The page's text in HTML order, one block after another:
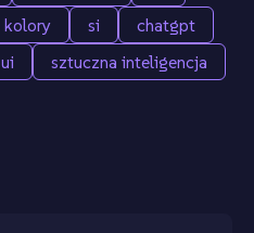
kolory si
chatgpt
ui
sztuczna inteligencja